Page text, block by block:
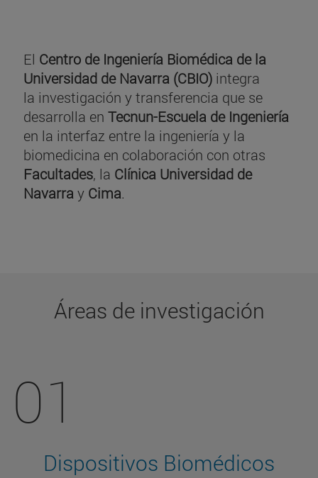
El Centro de Ingeniería Biomédica de la
Universidad de Navarra (CBIO) integra
la investigación y transferencia que se
desarrolla en Tecnun-Escuela de Ingeniería
en la interfaz entre la ingeniería y la
biomedicina en colaboración con otras
Facultades, la Clínica Universidad de
Navarra y Cima.
Áreas de investigación
01
Dispositivos Biomédicos